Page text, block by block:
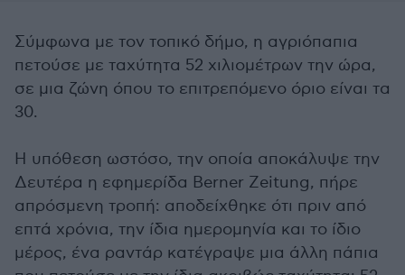
Σύμφωνα με τον τοπικό δήμο, η αγριόπαπια
πετούσε με ταχύτητα 52 χιλιομέτρων την ώρα,
σε μια ζώνη όπου το επιτρεπόμενο όριο είναι τα
30.
Η υπόθεση ωστόσο, την οποία αποκάλυψε την
Δευτέρα η εφημερίδα Berner Zeitung, πήρε
απρόσμενη τροπή: αποδείχθηκε ότι πριν από
επτά χρόνια, την ίδια ημερομηνία και το ίδιο
μέρος, ένα ραντάρ κατέγραψε μια άλλη πάπια